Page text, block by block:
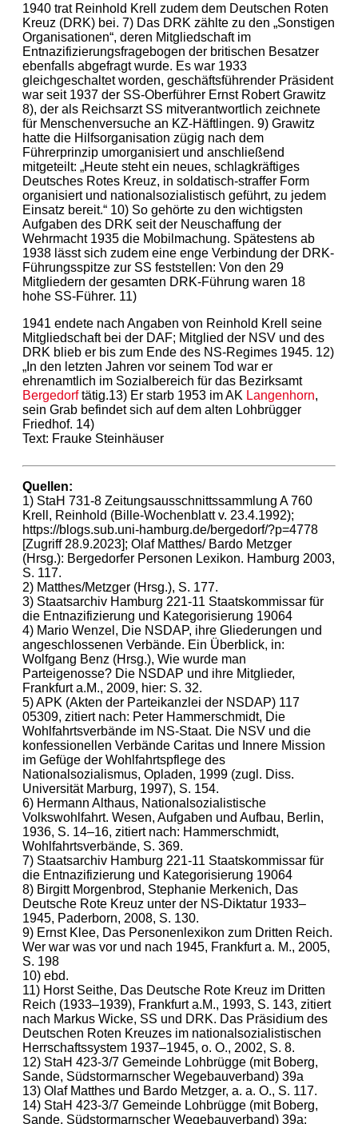
1940 trat Reinhold Krell zudem dem Deutschen Roten
Kreuz (DRK) bei. 7) Das DRK zählte zu den „Sonstigen
Organisationen“, deren Mitgliedschaft im
Entnazifizierungsfragebogen der britischen Besatzer
ebenfalls abgefragt wurde. Es war 1933
gleichgeschaltet worden, geschäftsführender Präsident
war seit 1937 der SS-Oberführer Ernst Robert Grawitz
8), der als Reichsarzt SS mitverantwortlich zeichnete
für Menschenversuche an KZ-Häftlingen. 9) Grawitz
hatte die Hilfsorganisation zügig nach dem
Führerprinzip umorganisiert und anschließend
mitgeteilt: „Heute steht ein neues, schlagkräftiges
Deutsches Rotes Kreuz, in soldatisch-straffer Form
organisiert und nationalsozialistisch geführt, zu jedem
Einsatz bereit.“ 10) So gehörte zu den wichtigsten
Aufgaben des DRK seit der Neuschaffung der
Wehrmacht 1935 die Mobilmachung. Spätestens ab
1938 lässt sich zudem eine enge Verbindung der DRK-
Führungsspitze zur SS feststellen: Von den 29
Mitgliedern der gesamten DRK-Führung waren 18
hohe SS-Führer. 11)
1941 endete nach Angaben von Reinhold Krell seine
Mitgliedschaft bei der DAF; Mitglied der NSV und des
DRK blieb er bis zum Ende des NS-Regimes 1945. 12)
„In den letzten Jahren vor seinem Tod war er
ehrenamtlich im Sozialbereich für das Bezirksamt
Bergedorftätig.13) Er starb 1953 im AK Langenhorn,
sein Grab befindet sich auf dem alten Lohbrügger
Friedhof. 14)
Text: Frauke Steinhäuser
Quellen:
1) StaH 731-8 Zeitungsausschnittssammlung A 760
Krell, Reinhold (Bille-Wochenblatt v. 23.4.1992);
https://blogs.sub.uni-hamburg.de/bergedorf/?p=4778
[Zugriff 28.9.2023]; Olaf Matthes/ Bardo Metzger
(Hrsg.): Bergedorfer Personen Lexikon. Hamburg 2003,
S. 117.
2) Matthes/Metzger (Hrsg.), S. 177.
3) Staatsarchiv Hamburg 221-11 Staatskommissar für
die Entnazifizierung und Kategorisierung 19064
4) Mario Wenzel, Die NSDAP, ihre Gliederungen und
angeschlossenen Verbände. Ein Überblick, in:
Wolfgang Benz (Hrsg.), Wie wurde man
Parteigenosse? Die NSDAP und ihre Mitglieder,
Frankfurt a.M., 2009, hier: S. 32.
5) APK (Akten der Parteikanzlei der NSDAP) 117
05309, zitiert nach: Peter Hammerschmidt, Die
Wohlfahrtsverbände im NS-Staat. Die NSV und die
konfessionellen Verbände Caritas und Innere Mission
im Gefüge der Wohlfahrtspflege des
Nationalsozialismus, Opladen, 1999 (zugl. Diss.
Universität Marburg, 1997), S. 154.
6) Hermann Althaus, Nationalsozialistische
Volkswohlfahrt. Wesen, Aufgaben und Aufbau, Berlin,
1936, S. 14–16, zitiert nach: Hammerschmidt,
Wohlfahrtsverbände, S. 369.
7) Staatsarchiv Hamburg 221-11 Staatskommissar für
die Entnazifizierung und Kategorisierung 19064
8) Birgitt Morgenbrod, Stephanie Merkenich, Das
Deutsche Rote Kreuz unter der NS-Diktatur 1933–
1945, Paderborn, 2008, S. 130.
9) Ernst Klee, Das Personenlexikon zum Dritten Reich.
Wer war was vor und nach 1945, Frankfurt a. M., 2005,
S. 198
10) ebd.
11) Horst Seithe, Das Deutsche Rote Kreuz im Dritten
Reich (1933–1939), Frankfurt a.M., 1993, S. 143, zitiert
nach Markus Wicke, SS und DRK. Das Präsidium des
Deutschen Roten Kreuzes im nationalsozialistischen
Herrschaftssystem 1937–1945, o. O., 2002, S. 8.
12) StaH 423-3/7 Gemeinde Lohbrügge (mit Boberg,
Sande, Südstormarnscher Wegebauverband) 39a
13) Olaf Matthes und Bardo Metzger, a. a. O., S. 117.
14) StaH 423-3/7 Gemeinde Lohbrügge (mit Boberg,
Sande, Südstormarnscher Wegebauverband) 39a;